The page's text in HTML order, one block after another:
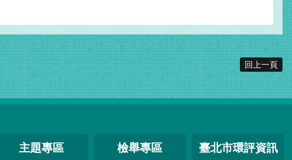
回上一頁
主題專區 檢舉專區
臺北市環評資訊